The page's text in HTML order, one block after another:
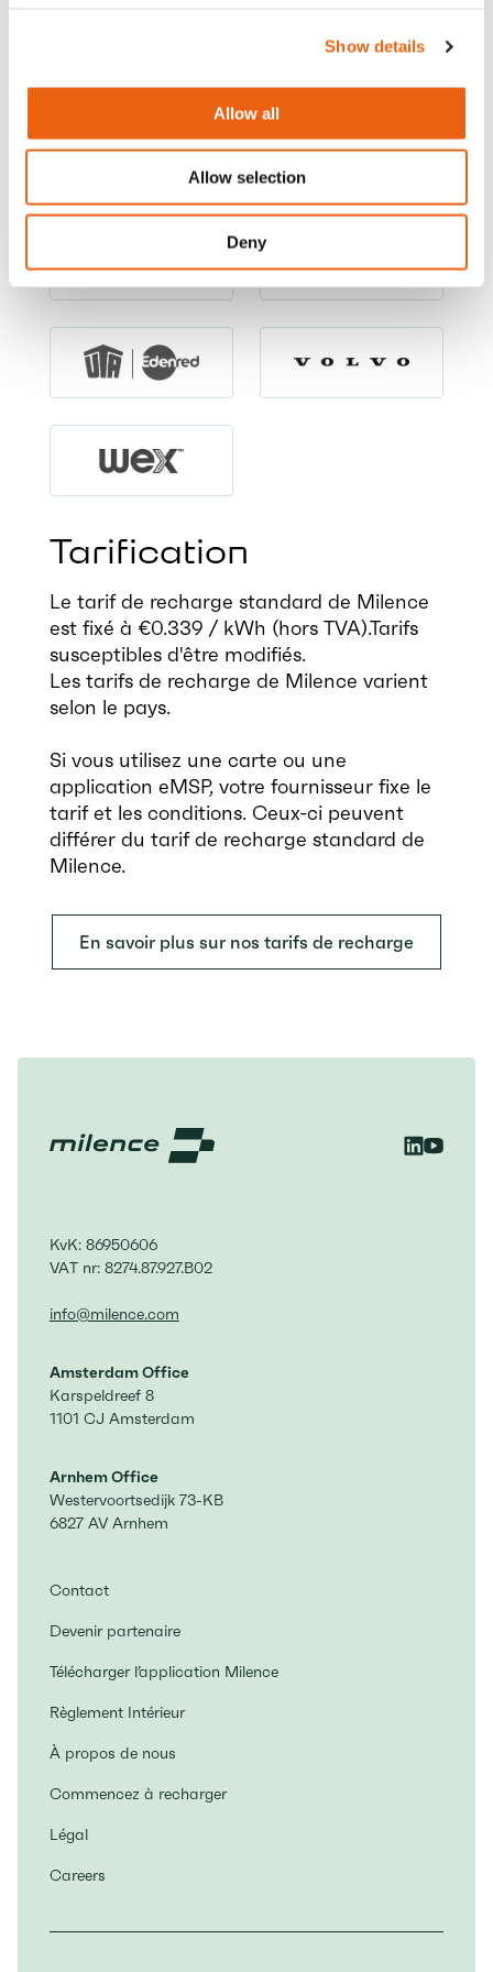
Show details
Allow all
Allow selection
Deny
Tarification
Le tarif de recharge standard de Milence
est fixé à €0.339 / kWh (hors TVA).Tarifs
susceptibles d'être modifiés.
Les tarifs de recharge de Milence varient
selon le pays.
Si vous utilisez une carte ou une
application eMSP, votre fournisseur fixe le
tarif et les conditions. Ceux-ci peuvent
différer du tarif de recharge standard de
Milence.
En savoir plus sur nos tarifs de recharge
KvK: 86950606
VAT nr: 8274.87.927.B02
info@milence.com
Amsterdam Office
Karspeldreef 8
1101 CJ Amsterdam
Arnhem Office
Westervoortsedijk 73-KB
6827 AV Arnhem
Contact
Devenir partenaire
Télécharger l’application Milence
Règlement Intérieur
À propos de nous
Commencez à recharger
Légal
Careers